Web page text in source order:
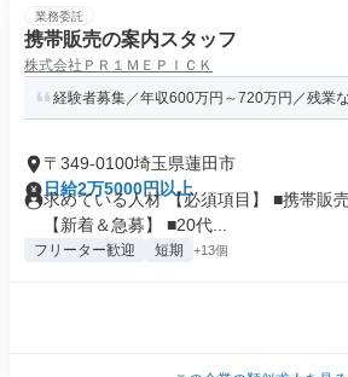
業務委託
携帯販売の案内スタッフ
株式会社ＰＲ１ＭＥＰＩＣＫ
経験者募集／年収600万円～720万円／残業
〒349-0100埼玉県蓮田市
日給2万5000円以上
求めている人材 【必須項目】 ■携帯販
【新着＆急募】 ■20代...
フリーター歓迎 短期 +13個